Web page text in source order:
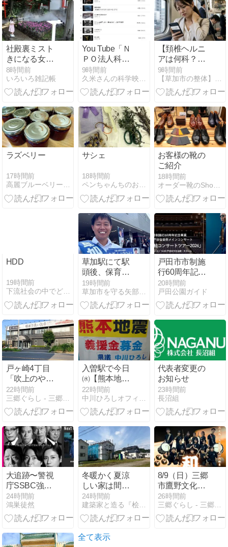
日（水）グラ
ンドオープン
予定
社殿裏ミスト
きになる女の
子（川越八幡
宮）
8時間前
いろいろ雑記帳
You Tube「Ｎ
ＰＯ法人科学
映像館」再生
回数が８，２
００万回
9時間前
【頚椎ヘルニ
アは何科？】
症状が出たら
どう動くべき
か？受診すべ
え方
9時間前
ラズベリー
17時間前
サシェ
18時間前
お客様の靴の
ご紹介
18時間前
HDD
19時間前
下流社会の中でどう生き抜くのか
草加駅にて駅
頭後、保育園
のカレーパー
ティーボラン
ティアに参加‼️
19時間前
戸田市市制施
行60周年記念
事業 第19回戸
田音楽祭メイ
ンコンサート
2026」
20時間前
戸田公園ガイド
戸ヶ崎4丁目
「吹上のや
ぶ」隣に爆速
手洗い洗車
「車の家
Home）」が
オープン
22時間前
三郷ぐらし - 三郷市の地域情報ブログ
入曽駅で今日
㈬【熊本地
震】募金10万
2734円
22時間前
代表者変更の
お知らせ
23時間前
長沼組
大追跡〜警視
庁SSBC強行
犯係〜
Season2
24時間前
鴻巣徒然
冬暖かく夏涼
しい家は間取
りだけではな
い｜一級建築
士が教える高
当の魅力【埼
24時間前
建築家と造る『桧造りの家』
8/9（日）三郷
市鷹野文化セ
ンターにて
「龍誠太鼓公
演 Vol.3 ～和
26時間前
三郷ぐらし - 三郷市の地域情報ブログ
全て表示